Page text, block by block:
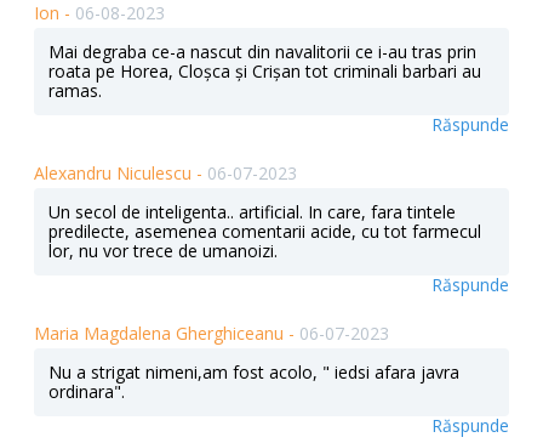
Ion - 06-08-2023
Mai degraba ce-a nascut din navalitorii ce i-au tras prin
roata pe Horea, Cloșca și Crișan tot criminali barbari au
ramas.
Răspunde
Alexandru Niculescu - 06-07-2023
Un secol de inteligenta.. artificial. In care, fara tintele
predilecte, asemenea comentarii acide, cu tot farmecul
lor, nu vor trece de umanoizi.
Răspunde
Maria Magdalena Gherghiceanu - 06-07-2023
Nu a strigat nimeni,am fost acolo, " iedsi afara javra
ordinara".
Răspunde